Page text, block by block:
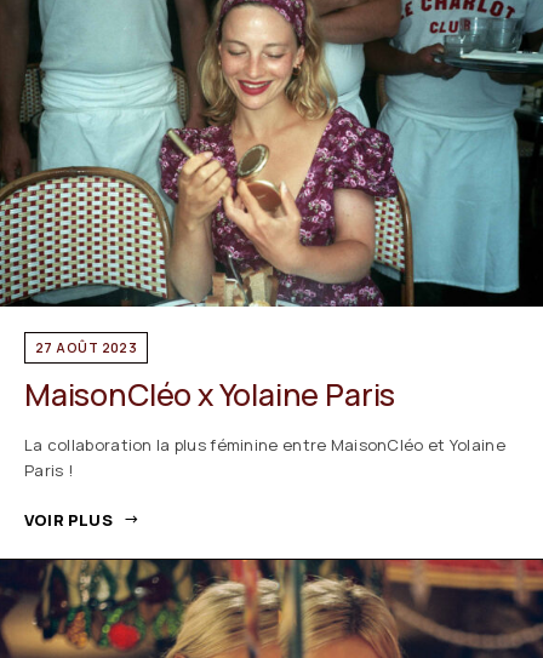
27 AOÛT 2023
MaisonCléo x Yolaine Paris
La collaboration la plus féminine entre MaisonCléo et Yolaine
Paris !
VOIR PLUS